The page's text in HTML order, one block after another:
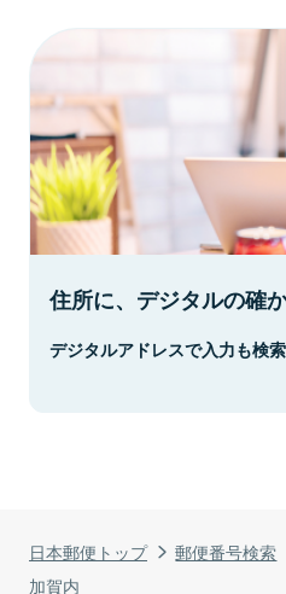
日本郵便トップ 郵便番号検索
加賀内
住所に、デジタルの確か
デジタルアドレスで入力も検索